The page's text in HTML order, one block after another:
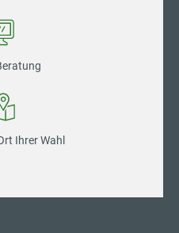
Ihrer Wahl